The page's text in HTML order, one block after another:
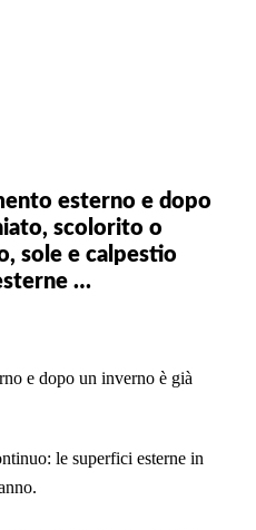
esterno e dopo
scolorito o
sole e calpestio
…
e dopo un inverno è già
le superfici esterne in